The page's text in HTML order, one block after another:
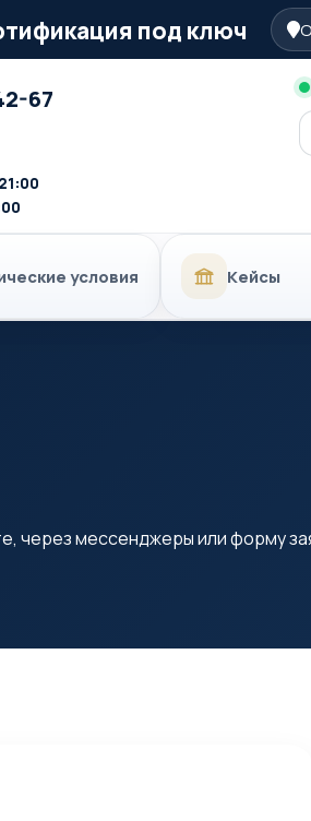
Бейджпод ключ
67
условия Кейсы
через мессенджеры или форму